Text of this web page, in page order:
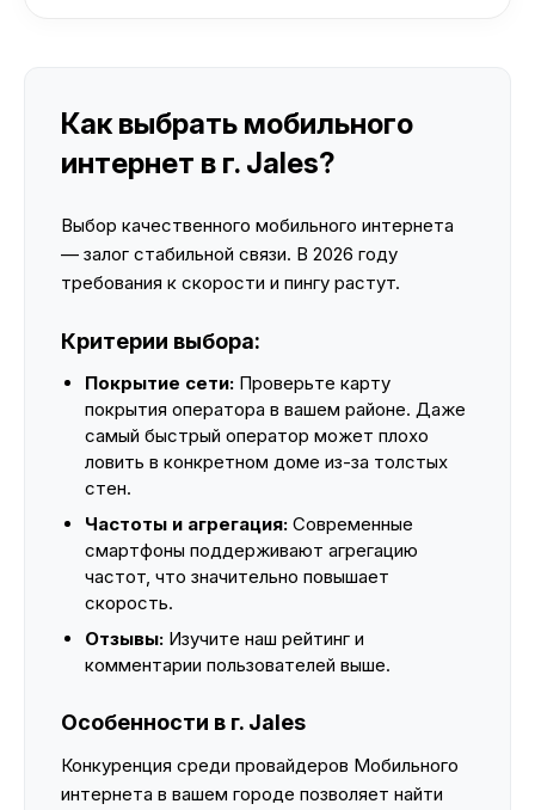
Как выбрать мобильного
интернет в г. Jales?
Выбор качественного мобильного интернета
— залог стабильной связи. В 2026 году
требования к скорости и пингу растут.
Критерии выбора:
Покрытие сети: Проверьте карту
покрытия оператора в вашем районе. Даже
самый быстрый оператор может плохо
ловить в конкретном доме из-за толстых
стен.
Частоты и агрегация: Современные
смартфоны поддерживают агрегацию
частот, что значительно повышает
скорость.
Отзывы: Изучите наш рейтинг и
комментарии пользователей выше.
Особенности в г. Jales
Конкуренция среди провайдеров Мобильного
интернета в вашем городе позволяет найти